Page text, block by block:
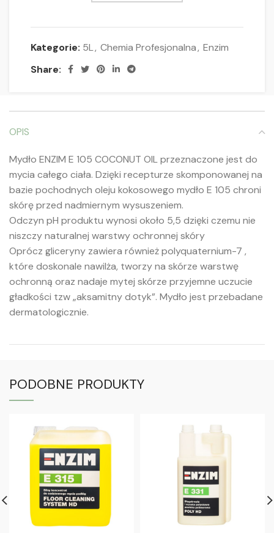
Kategorie: 5L, Chemia Profesjonalna, Enzim
Share:
OPIS
Mydło ENZIM E 105 COCONUT OIL przeznaczone jest do
mycia całego ciała. Dzięki recepturze skomponowanej na
bazie pochodnych oleju kokosowego mydło E 105 chroni
skórę przed nadmiernym wysuszeniem.
Odczyn pH produktu wynosi około 5,5 dzięki czemu nie
niszczy naturalnej warstwy ochronnej skóry
Oprócz gliceryny zawiera również polyquaternium-7 ,
które doskonale nawilża, tworzy na skórze warstwę
ochronną oraz nadaje mytej skórze przyjemne uczucie
gładkości tzw „aksamitny dotyk”. Mydło jest przebadane
dermatologicznie.
PODOBNE PRODUKTY